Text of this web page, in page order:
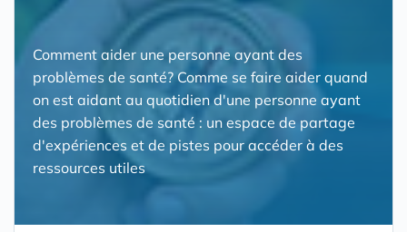
Comment aider une personne ayant des
problèmes de santé? Comme se faire aider quand
on est aidant au quotidien d'une personne ayant
des problèmes de santé : un espace de partage
d'expériences et de pistes pour accéder à des
ressources utiles